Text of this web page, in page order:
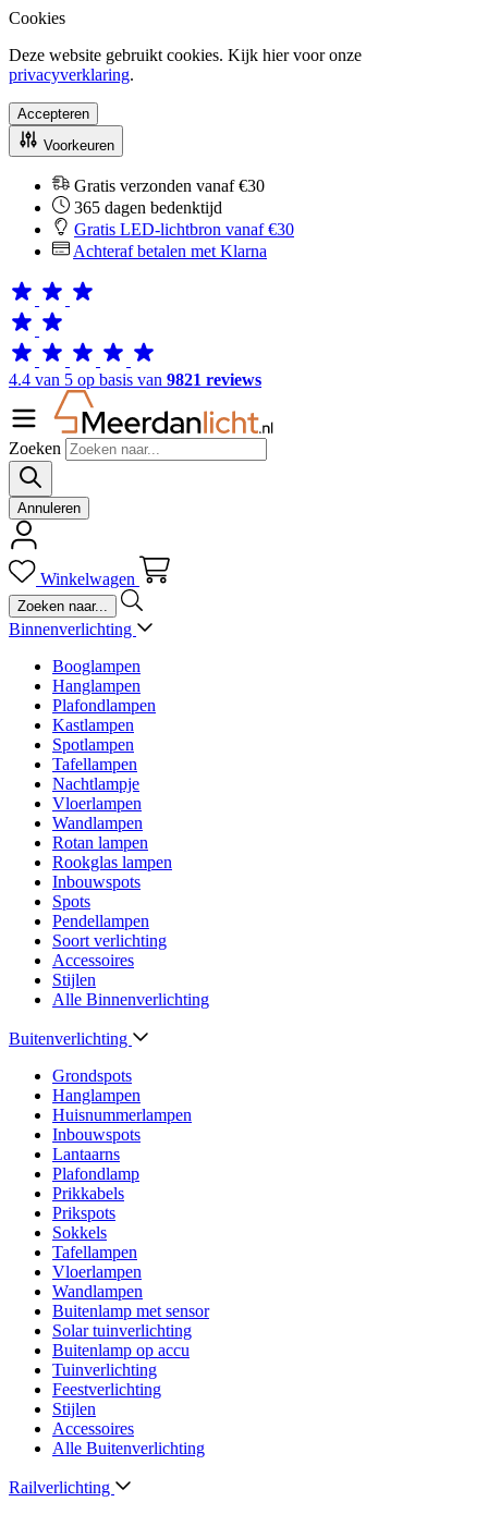
Cookies
Deze website gebruikt cookies. Kijk hier voor onze
privacyverklaring.
Accepteren
Voorkeuren
Gratis verzonden vanaf €30
365 dagen bedenktijd
Gratis LED-lichtbron vanaf €30
Achteraf betalen met Klarna
4.4 van 5 op basis van 9821 reviews
Zoeken
Annuleren
Winkelwagen
Binnenverlichting
Booglampen
Hanglampen
Plafondlampen
Kastlampen
Spotlampen
Tafellampen
Nachtlampje
Vloerlampen
Wandlampen
Rotan lampen
Rookglas lampen
Inbouwspots
Spots
Pendellampen
Soort verlichting
Accessoires
Stijlen
Alle Binnenverlichting
Buitenverlichting
Grondspots
Hanglampen
Huisnummerlampen
Inbouwspots
Lantaarns
Plafondlamp
Prikkabels
Prikspots
Sokkels
Tafellampen
Vloerlampen
Wandlampen
Buitenlamp met sensor
Solar tuinverlichting
Buitenlamp op accu
Tuinverlichting
Feestverlichting
Stijlen
Accessoires
Alle Buitenverlichting
Railverlichting